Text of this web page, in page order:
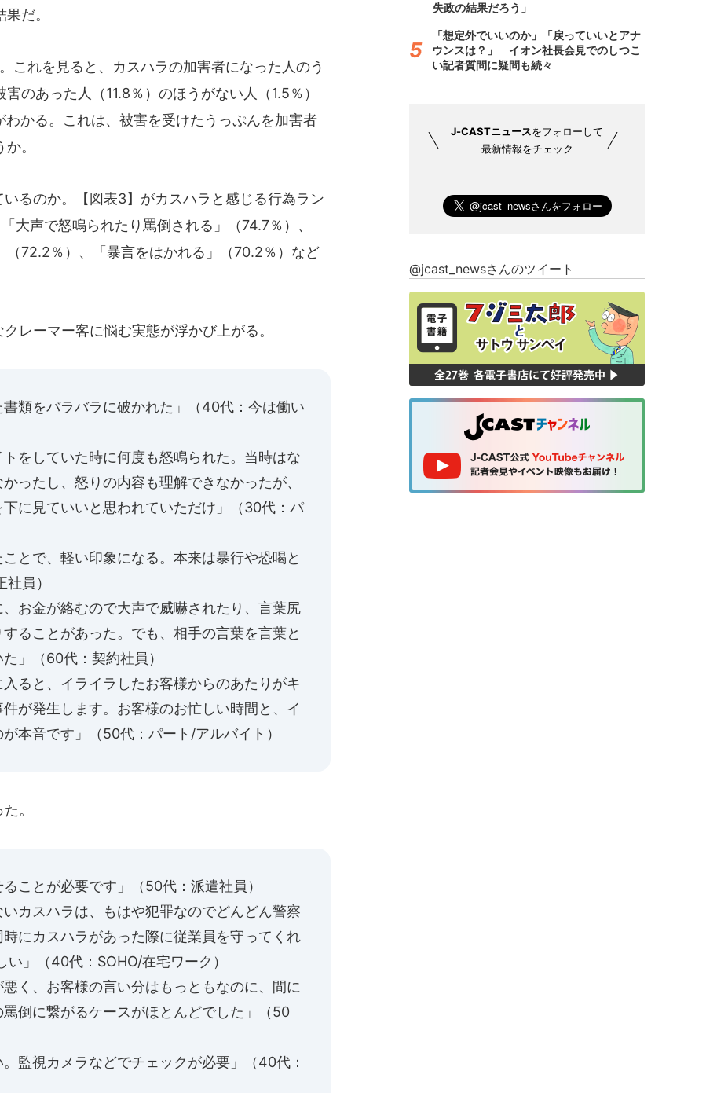
だ。
これを見ると、カスハラの加害者になった人のう
のあった人（11.8％）のほうがない人（1.5％）
かる。これは、被害を受けたうっぷんを加害者
。
るのか。【図表3】がカスハラと感じる行為ラン
大声で怒鳴られたり罵倒される」（74.7％）、
（72.2％）、「暴言をはかれる」（70.2％）など
レーマー客に悩む実態が浮かび上がる。
書類をバラバラに破かれた」（40代：今は働い
トをしていた時に何度も怒鳴られた。当時はな
ったし、怒りの内容も理解できなかったが、
に見ていいと思われていただけ」（30代：パ
ことで、軽い印象になる。本来は暴行や恐喝と
員）
、お金が絡むので大声で威嚇されたり、言葉尻
ることがあった。でも、相手の言葉を言葉と
」（60代：契約社員）
入ると、イライラしたお客様からのあたりがキ
が発生します。お客様のお忙しい時間と、イ
本音です」（50代：パート/アルバイト）
。
ことが必要です」（50代：派遣社員）
いカスハラは、もはや犯罪なのでどんどん警察
にカスハラがあった際に従業員を守ってくれ
」（40代：SOHO/在宅ワーク）
悪く、お客様の言い分はもっともなのに、間に
倒に繋がるケースがほとんどでした」（50
監視カメラなどでチェックが必要」（40代：
失政の結果だろう」
「想定外でいいのか」「戻っていいとアナ
ウンスは？」 イオン社長会見でのしつこ
い記者質問に疑問も続々
J-CASTニュースをフォローして
最新情報をチェック
@jcast_newsさんのツイート